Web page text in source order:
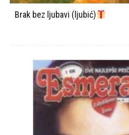
Brak bez ljubavi (ljubić)